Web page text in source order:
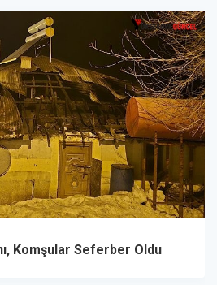
Komşular Seferber Oldu